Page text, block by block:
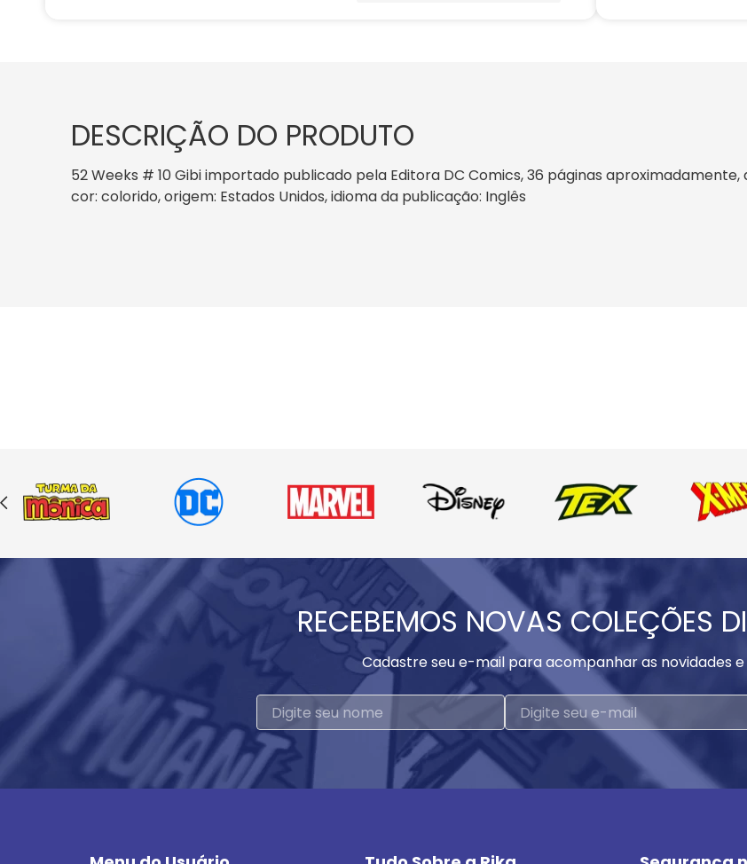
DESCRIÇÃO DO PRODUTO
52 Weeks # 10 Gibi importado publicado pela Editora DC Comics, 36 páginas
cor: colorido, origem: Estados Unidos, idioma da publicação: Inglês
RECEBEMOS NOVAS COLEÇÕES
Cadastre seu e-mail para acompanhar as novidades